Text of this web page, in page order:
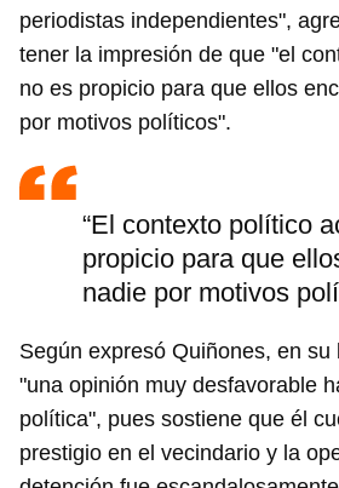
periodistas independientes",
tener la impresión de que "el
no es propicio para que ellos
por motivos políticos".
“El contexto político
propicio para que
nadie por motivos
Según expresó Quiñones, en su
"una opinión muy desfavorable
política", pues sostiene que él
prestigio en el vecindario y la